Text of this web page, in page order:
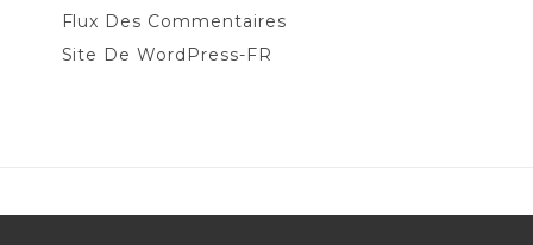
Flux Des Commentaires
Site De WordPress-FR